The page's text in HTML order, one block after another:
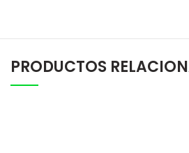
PRODUCTOS